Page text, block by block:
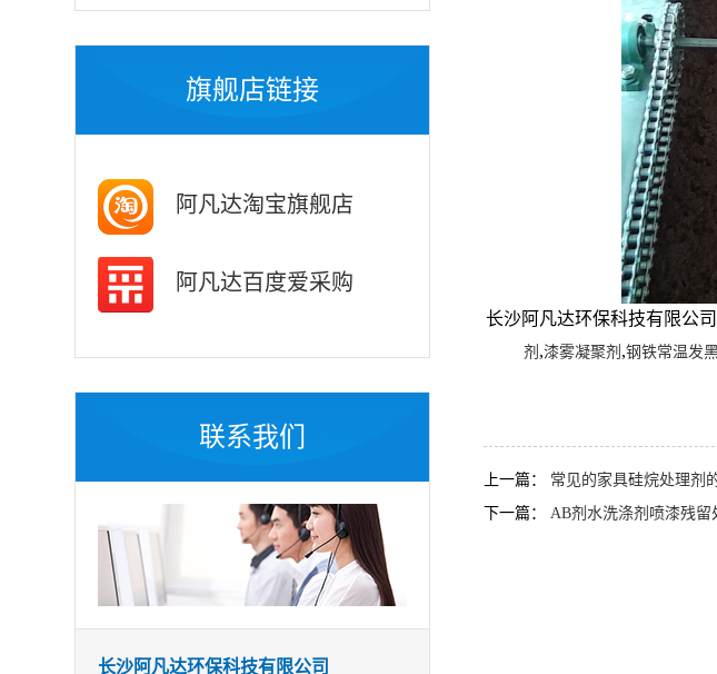
旗舰店链接
阿凡达淘宝旗舰店
阿凡达百度爱采购
联系我们
长沙阿凡达环保科技有限公司
长沙阿凡达环保科技有限公
剂 ,漆雾凝聚剂 ,钢铁常温发
上一篇： 常见的家具硅烷处理剂
下一篇： AB剂水洗涤剂喷漆残留